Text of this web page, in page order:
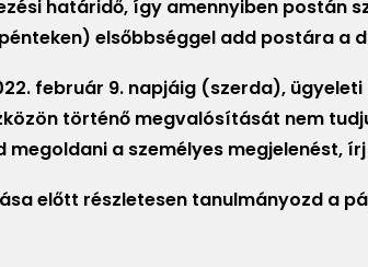
határidő, így amennyiben postán
elsőbbséggel add postára a
február 9. napjáig (szerda),
történő megvalósítását nem
a személyes megjelenést,
előtt részletesen tanulmányozd a